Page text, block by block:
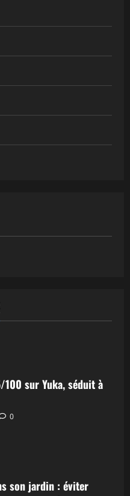
sur Yuka, séduit à
0
son jardin : éviter